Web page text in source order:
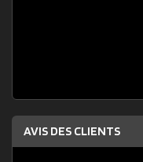
AVIS DES CLIENTS